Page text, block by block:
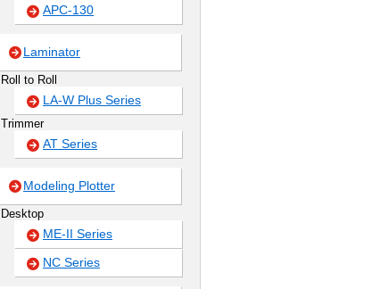
APC-130
Laminator
Roll to Roll
LA-W Plus Series
Trimmer
AT Series
Modeling Plotter
Desktop
ME-II Series
NC Series